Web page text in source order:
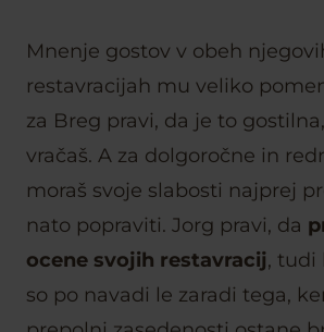
Mnenje gostov v obeh
restavracijah mu veliko
za Breg pravi, da je to
vračaš. A za dolgoročne in
moraš svoje slabosti najprej
nato popraviti. Jorg pravi, da
ocene svojih restavracij, tudi
so po navadi le zaradi tega,